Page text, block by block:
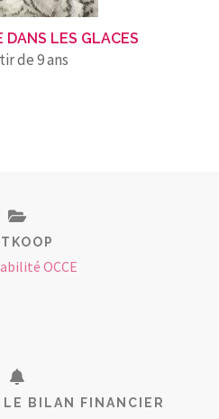
DANS LES GLACES
de 9 ans
OCCE
LE BILAN FINANCIER